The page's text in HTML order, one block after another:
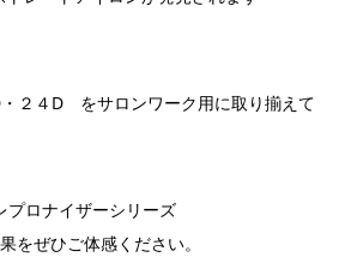
２４D をサロンワーク用に取り揃えて
ロナイザーシリーズ
をぜひご体感ください。